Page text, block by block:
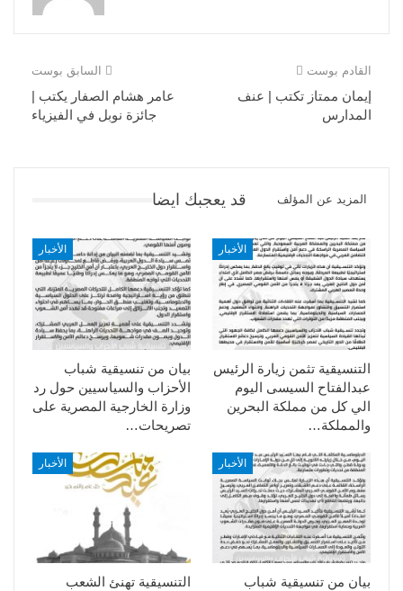
السابق بوست
عامر هشام الصفار يكتب |
جائزة نوبل في الفيزياء
القادم بوست
إيمان ممتاز تكتب | عنف
المدارس
قد يعجبك ايضا المزيد عن المؤلف
الأخبار
بيان من تنسيقية شباب
الأحزاب والسياسيين حول رد
وزارة الخارجية المصرية على
تصريحات…
الأخبار
التنسيقية تثمن زيارة الرئيس
عبدالفتاح السيسى اليوم
الي كل من مملكة البحرين
والمملكة…
الأخبار
التنسيقية تهنئ الشعب
الأخبار
بيان من تنسيقية شباب